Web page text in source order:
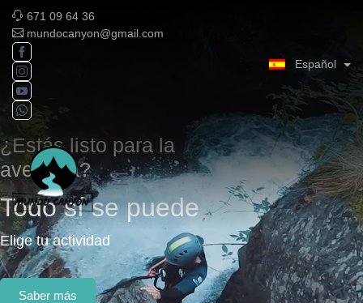
671 09 64 36
mundocanyon@gmail.com
Español
¿Estás listo para la
aventura?
Todo sí se puede
Elige tu actividad
Saber más